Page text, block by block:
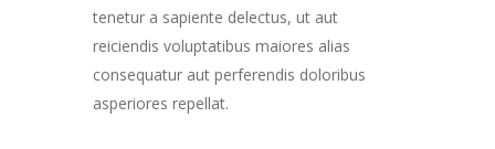
tenetur a sapiente delectus, ut aut
reiciendis voluptatibus maiores alias
consequatur aut perferendis doloribus
asperiores repellat.